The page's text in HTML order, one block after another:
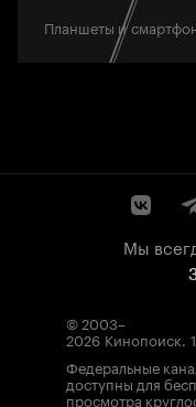
Планшеты и
Мы
© 2003–
2026 Кинопоиск.
Федеральные
доступны для
просмотра